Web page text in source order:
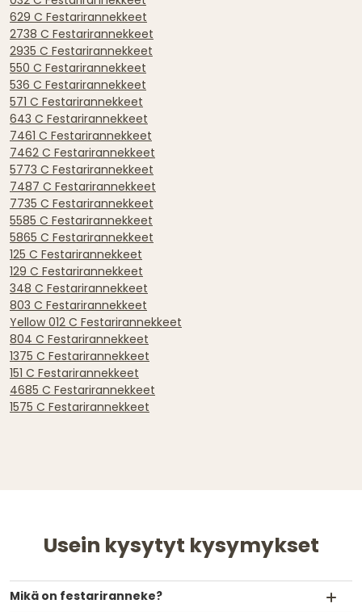
629 C Festarirannekkeet
2738 C Festarirannekkeet
2935 C Festarirannekkeet
550 C Festarirannekkeet
536 C Festarirannekkeet
571 C Festarirannekkeet
643 C Festarirannekkeet
7461 C Festarirannekkeet
7462 C Festarirannekkeet
5773 C Festarirannekkeet
7487 C Festarirannekkeet
7735 C Festarirannekkeet
5585 C Festarirannekkeet
5865 C Festarirannekkeet
125 C Festarirannekkeet
129 C Festarirannekkeet
348 C Festarirannekkeet
803 C Festarirannekkeet
Yellow 012 C Festarirannekkeet
804 C Festarirannekkeet
1375 C Festarirannekkeet
151 C Festarirannekkeet
4685 C Festarirannekkeet
1575 C Festarirannekkeet
Usein kysytyt kysymykset
Mikä on festariranneke?